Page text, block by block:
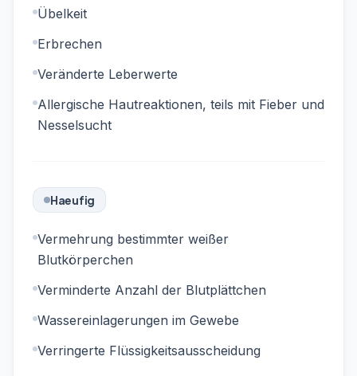
Übelkeit
Erbrechen
Veränderte Leberwerte
Allergische Hautreaktionen, teils mit Fieber und
Nesselsucht
Haeufig
Vermehrung bestimmter weißer
Blutkörperchen
Verminderte Anzahl der Blutplättchen
Wassereinlagerungen im Gewebe
Verringerte Flüssigkeitsausscheidung